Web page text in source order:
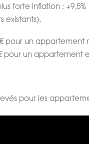
forte inflation :
existants).
pour un appartement
pour un appartement
pour les
notre bureau au